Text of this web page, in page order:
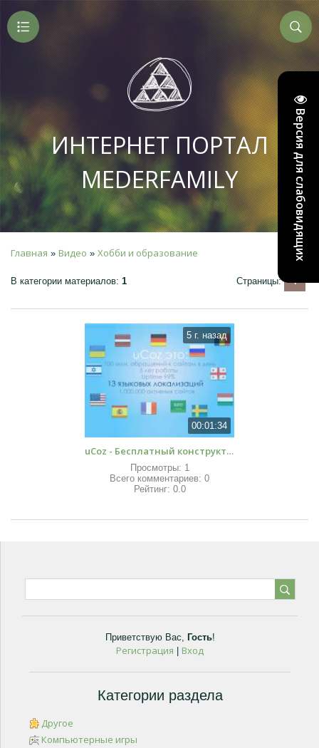
Версия для слабовидящих
ИНТЕРНЕТ ПОРТАЛ
MEDERFAMILY
Главная » Видео » Хобби и образование
В категории материалов: 1 Страницы: 1
5 г. назад
00:01:34
uCoz - Бесплатный конструктор сайтов
Просмотры: 1
Всего комментариев: 0
Рейтинг: 0.0
Приветствую Вас, Гость!
Регистрация Вход
Категории раздела
Другое
Компьютерные игры